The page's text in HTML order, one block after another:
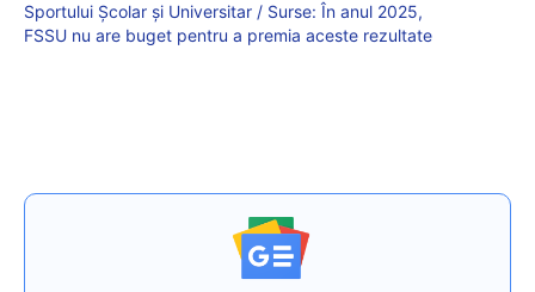
Sportului Școlar și Universitar / Surse: În anul 2025,
FSSU nu are buget pentru a premia aceste rezultate